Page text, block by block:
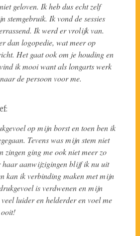
geloven. Ik heb dus echt zelf
stemgebruik. Ik vond de sessies
Ik werd er vrolijk van.
dan logopedie, wat meer op
Het gaat ook om je houding en
ik mooi want als longarts werk
de persoon voor me.
op mijn borst en toen ben ik
Tevens was mijn stem niet
zingen ging me ook niet meer zo
haar aanwijzigingen blijf ik nu uit
kan ik verbinding maken met mijn
is verdwenen en mijn
luider en helderder en voel me